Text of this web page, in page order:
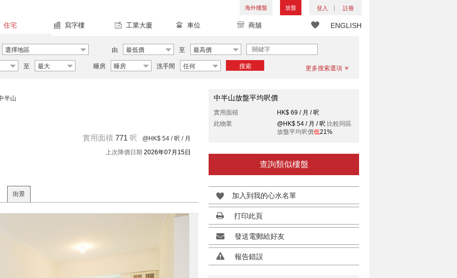
海外樓盤 放盤 登入 註冊
ENGLISH
住宅 寫字樓 工業大廈 車位 商舖
選擇地區 由 最低價 至 最高價
至 最大 睡房 睡房 洗手間 任何 搜索 更多搜索選項
半山
實用面積 771 呎 @HK$ 54 / 呎 / 月
上次降價日期 2026年07月15日
街景
中半山放盤平均呎價
實用面積
HK$ 69 / 月 / 呎
此物業
@HK$ 54 / 月 / 呎 比較同區
放盤平均呎價低21%
查詢類似樓盤
加入到我的心水名單
打印此頁
發送電郵給好友
報告錯誤